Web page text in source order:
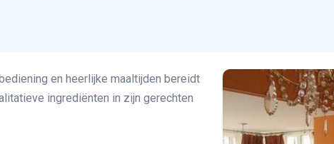
en heerlijke maaltijden bereidt
ingrediënten in zijn gerechten